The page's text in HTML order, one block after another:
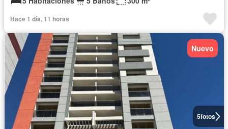
Hace 1 día, 11 horas
5fotos
Nuevo